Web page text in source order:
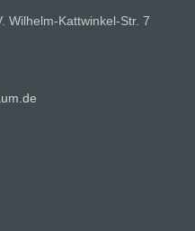
Wilhelm-Kattwinkel-Str. 7